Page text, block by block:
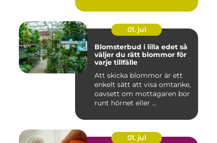
01. jul
Blomsterbud i lilla edet så
väljer du rätt blommor för
varje tillfälle
Att skicka blommor är ett
enkelt sätt att visa omtanke,
oavsett om mottagaren bor
runt hörnet eller ...
01. jul